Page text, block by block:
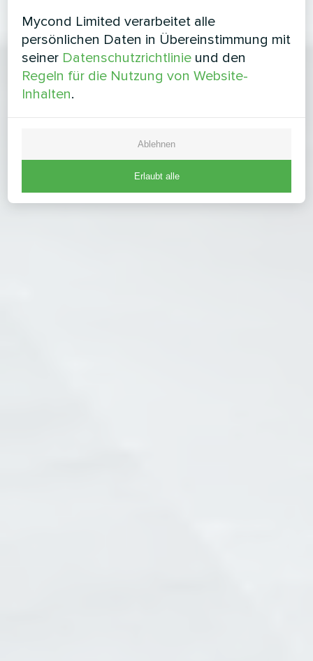
Mycond Limited verarbeitet alle
persönlichen Daten in Übereinstimmung mit
seiner Datenschutzrichtlinie und den
Regeln für die Nutzung von Website-
Inhalten.
Ablehnen
Erlaubt alle